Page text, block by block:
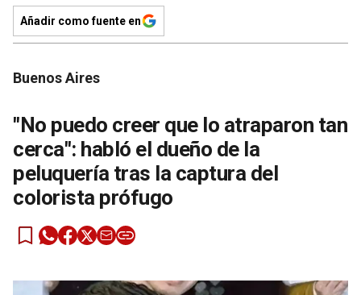
Añadir como fuente en
Buenos Aires
"No puedo creer que lo atraparon tan
cerca": habló el dueño de la
peluquería tras la captura del
colorista prófugo